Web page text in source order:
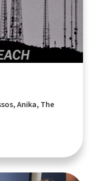
Anika, The